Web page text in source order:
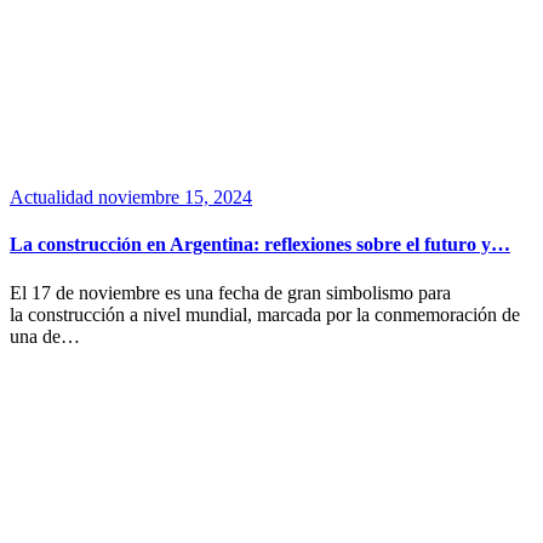
Actualidad noviembre 15, 2024
La construcción en Argentina: reflexiones sobre el futuro y…
El 17 de noviembre es una fecha de gran simbolismo para
la construcción a nivel mundial, marcada por la conmemoración de
una de…